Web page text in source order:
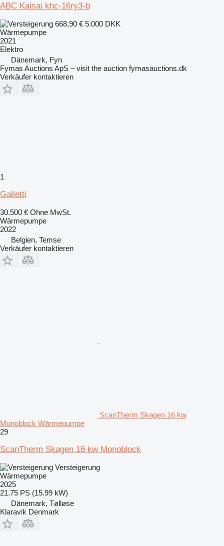
ABC Kaisai khc-16ry3-b
668,90 € 5.000 DKK
Wärmepumpe
2021
Elektro
Dänemark, Fyn
Fymas Auctions ApS – visit the auction fymasauctions.dk
Verkäufer kontaktieren
1
Galletti
30.500 € Ohne MwSt.
Wärmepumpe
2022
Belgien, Temse
Verkäufer kontaktieren
ScanTherm Skagen 16 kw
Monoblock Wärmepumpe
29
ScanTherm Skagen 16 kw Monoblock
Versteigerung
Wärmepumpe
2025
21.75 PS (15.99 kW)
Dänemark, Tølløse
Klaravik Denmark